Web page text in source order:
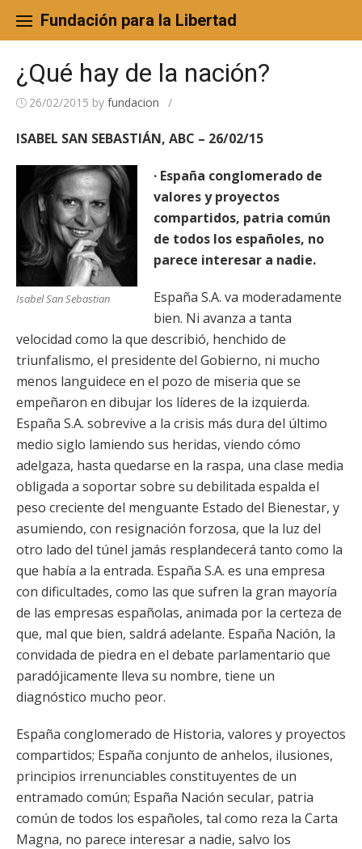
content
Fundación para la Libertad
¿Qué hay de la nación?
26/02/2015 by fundacion /
ISABEL SAN SEBASTIÁN, ABC – 26/02/15
Isabel San Sebastian
· España conglomerado de
valores y proyectos
compartidos, patria común
de todos los españoles, no
parece interesar a nadie.
España S.A. va moderadamente
bien. Ni avanza a tanta
velocidad como la que describió, henchido de
triunfalismo, el presidente del Gobierno, ni mucho
menos languidece en el pozo de miseria que se
empeñaron en dibujar los líderes de la izquierda.
España S.A. sobrevive a la crisis más dura del último
medio siglo lamiendo sus heridas, viendo cómo
adelgaza, hasta quedarse en la raspa, una clase media
obligada a soportar sobre su debilitada espalda el
peso creciente del menguante Estado del Bienestar, y
asumiendo, con resignación forzosa, que la luz del
otro lado del túnel jamás resplandecerá tanto como la
que había a la entrada. España S.A. es una empresa
con dificultades, como las que sufren la gran mayoría
de las empresas españolas, animada por la certeza de
que, mal que bien, saldrá adelante. España Nación, la
convidada de piedra en el debate parlamentario que
paradójicamente lleva su nombre, tiene un
diagnóstico mucho peor.
España conglomerado de Historia, valores y proyectos
compartidos; España conjunto de anhelos, ilusiones,
principios irrenunciables constituyentes de un
entramado común; España Nación secular, patria
común de todos los españoles, tal como reza la Carta
Magna, no parece interesar a nadie, salvo los